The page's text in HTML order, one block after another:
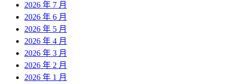
2026 年 7 月
2026 年 6 月
2026 年 5 月
2026 年 4 月
2026 年 3 月
2026 年 2 月
2026 年 1 月